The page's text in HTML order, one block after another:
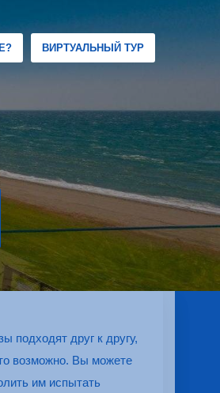
ВИРТУАЛЬНЫЙ ТУР
подходят друг к другу,
возможно. Вы можете
им испытать